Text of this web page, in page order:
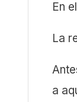
En
La
a